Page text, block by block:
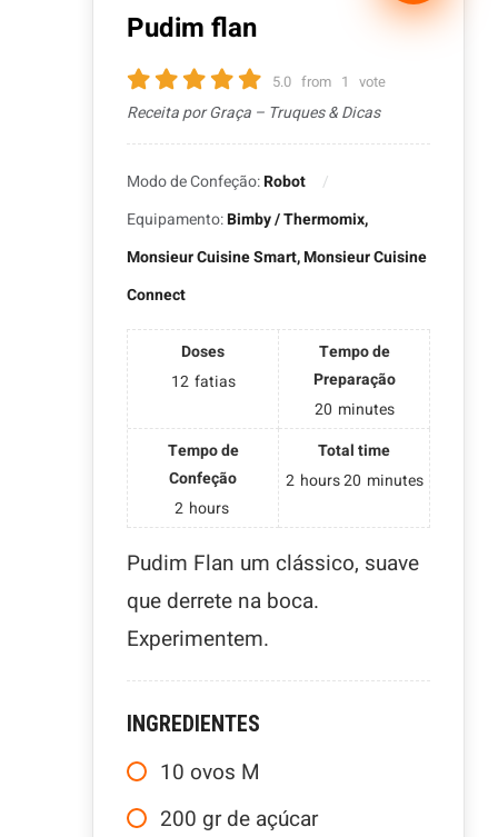
Pudim flan
5.0 from 1 vote
Receita por Graça – Truques & Dicas
Modo de Confeção:Robot
Equipamento:Bimby / Thermomix,
Monsieur Cuisine Smart, Monsieur Cuisine
Connect
Doses
12 fatias
Tempo de
Preparação
20 minutes
Tempo de
Confeção
2 hours
Total time
2 hours20 minutes
Pudim Flan um clássico, suave
que derrete na boca.
Experimentem.
INGREDIENTES
10 ovos M
200 gr de açúcar